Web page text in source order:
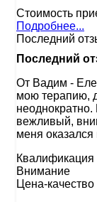
Стоимость
Подробнее...
Последний
Последний
От Вадим -
мою терапию,
вежливый,
меня
Квалификация
Внимание
Цена-качество